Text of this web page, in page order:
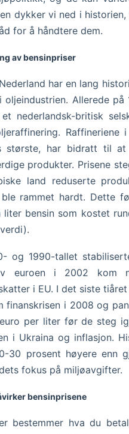
dykker vi ned i
for å håndtere dem.
av bensinpriser
har en lang
Allerede på
nederlandsk-britisk
Raffineriene
største, har bidratt til
produkter. Prisene
land reduserte
rammet hardt. Dette
liter bensin som kostet
og 1990-tallet
euroen i 2002 kom
i EU. I det siste
finanskrisen i 2008 og
per liter før de steg
i Ukraina og inflasjon.
30 prosent høyere enn
fokus på miljøavgifter.
bensinprisene
bestemmer hva du